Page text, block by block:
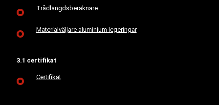
Trådlängdsberäknare
Materialväljare aluminium legeringar
3.1 certifikat
Certifikat